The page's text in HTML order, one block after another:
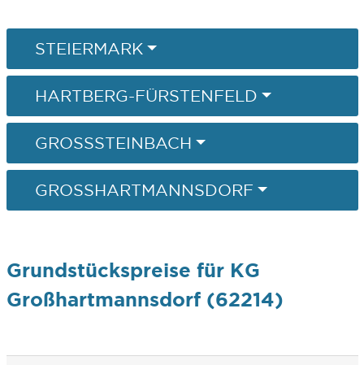
STEIERMARK
HARTBERG-FÜRSTENFELD
GROSSSTEINBACH
GROSSHARTMANNSDORF
Grundstückspreise für KG
Großhartmannsdorf (62214)